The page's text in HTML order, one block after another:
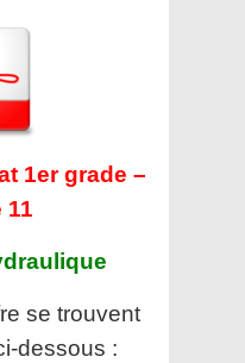
1er grade –
11
se trouvent
dessous :